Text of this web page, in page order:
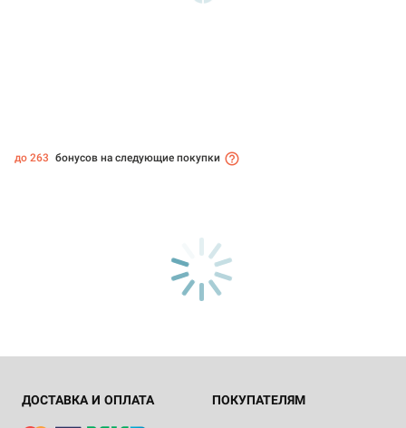
до 263 бонусов на следующие покупки
ДОСТАВКА И ОПЛАТА ПОКУПАТЕЛЯМ